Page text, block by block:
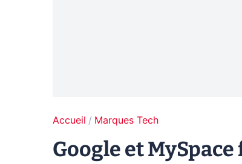
Accueil Marques Tech
Google et